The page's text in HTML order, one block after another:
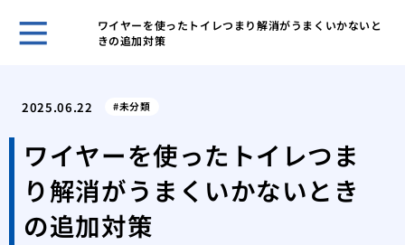
ワイヤーを使ったトイレつまり解消がうまくいかないと
きの追加対策
2025.06.22 未分類
ワイヤーを使ったトイレつま
り解消がうまくいかないとき
の追加対策